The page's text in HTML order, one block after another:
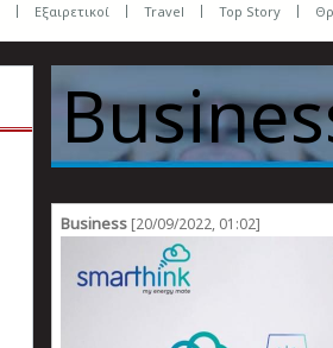
Εξαιρετικοί Travel Top Story
Business[20/09/2022, 01:02]